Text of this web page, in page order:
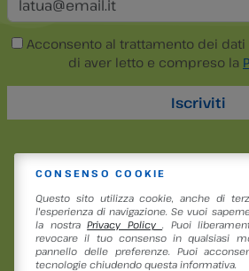
Acconsento al trattamento dei
di aver letto e compreso la
CONSENSO COOKIE
Questo sito utilizza cookie, anche di
l'esperienza di navigazione. Se vuoi
la nostraPrivacy Policy. Puoi
revocare il tuo consenso in qualsiasi
pannello delle preferenze. Puoi
tecnologie chiudendo questa informativa.